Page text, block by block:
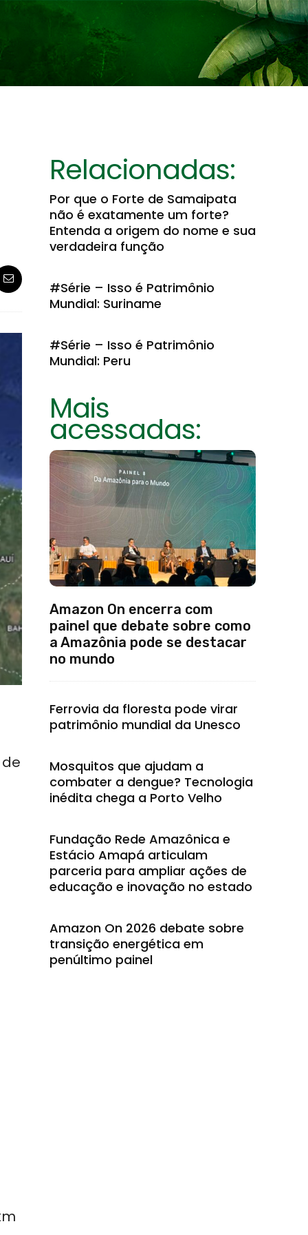
Relacionadas:
Por que o Forte de Samaipata
não é exatamente um forte?
Entenda a origem do nome e sua
verdadeira função
#Série – Isso é Patrimônio
Mundial: Suriname
#Série – Isso é Patrimônio
Mundial: Peru
Mais
acessadas:
Amazon On encerra com
painel que debate sobre como
a Amazônia pode se destacar
no mundo
Ferrovia da floresta pode virar
patrimônio mundial da Unesco
Mosquitos que ajudam a
combater a dengue? Tecnologia
inédita chega a Porto Velho
Fundação Rede Amazônica e
Estácio Amapá articulam
parceria para ampliar ações de
educação e inovação no estado
Amazon On 2026 debate sobre
transição energética em
penúltimo painel